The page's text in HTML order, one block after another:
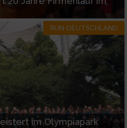
RUN-DEUTSCHLAND
im Olympiapark